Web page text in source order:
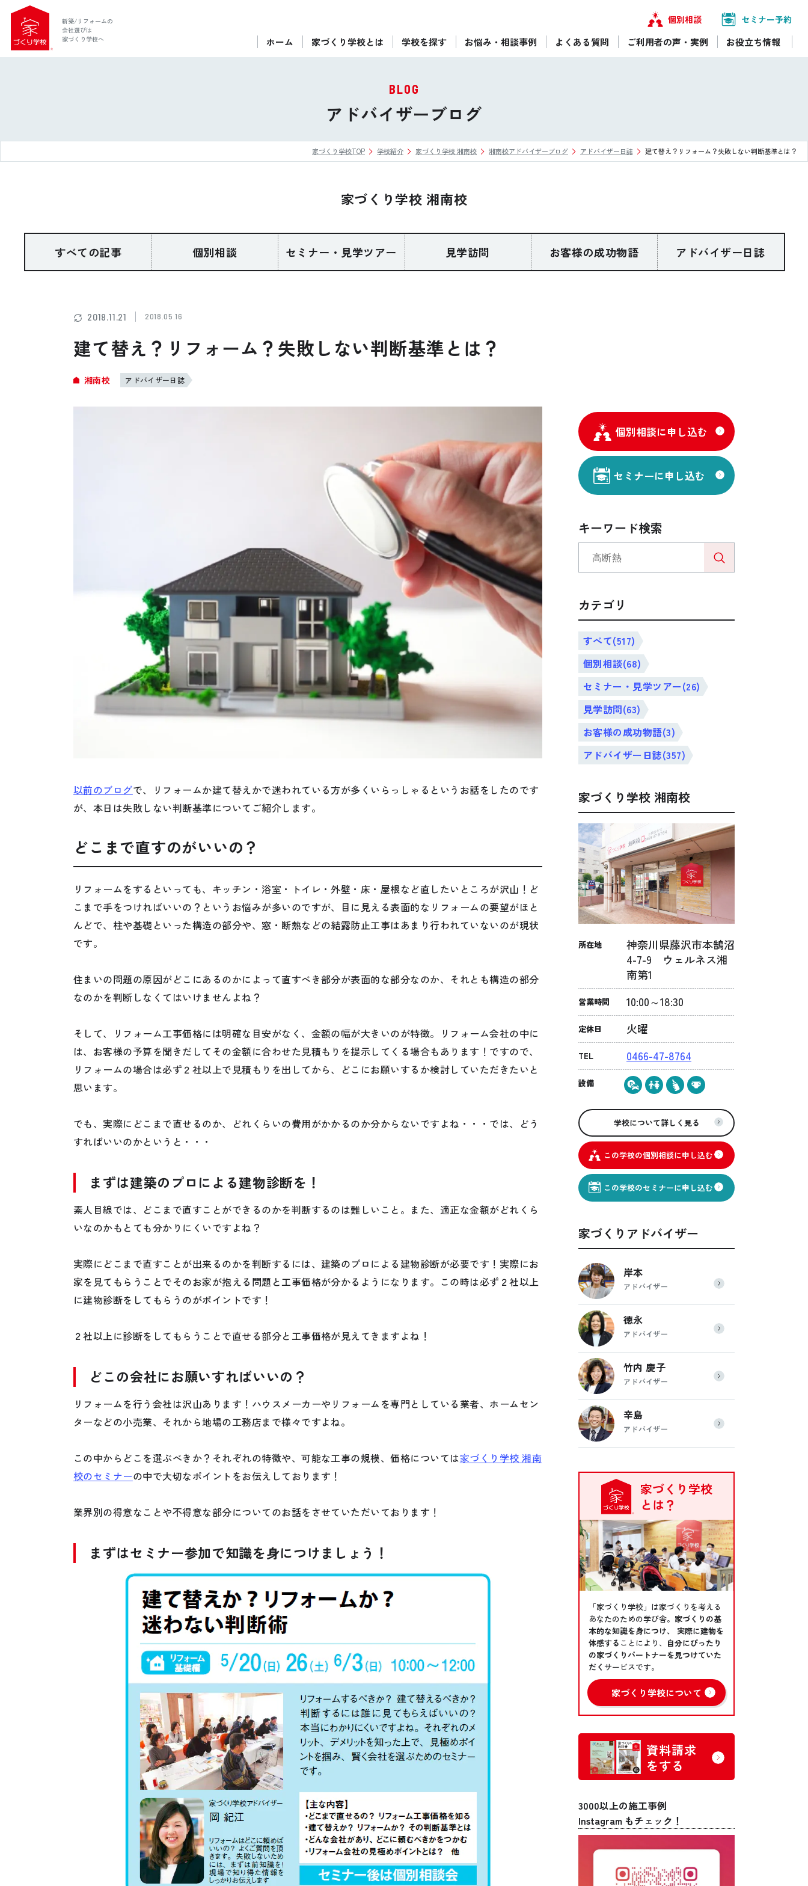
新築/リフォームの
会社選びは
家づくり学校へ
個別相談 セミナー予約
ホーム 家づくり学校とは 学校を探す お悩み・相談事例 よくある質問 ご利用者の声・実例 お役立ち情報
ぴったりの住宅会社をご提案
後悔しない家づくりをレクチャー
セミナーをみる
ご利用は無料！全国20校
お近くの学校を探す
家づくり学校とは
よくある質問
ご利用者の声・実例
お役立ち情報
Instagram
BLOG
アドバイザーブログ
家づくり学校TOP 学校紹介 家づくり学校 湘南校 湘南校アドバイザーブログ アドバイザー日誌 建て替え？リフォーム？失敗しない判断基準とは？
家づくり学校 湘南校
すべての記事 個別相談 セミナー・見学ツアー 見学訪問 お客様の成功物語 アドバイザー日誌
2018.11.21 2018.05.16
建て替え？リフォーム？失敗しない判断基準とは？
湘南校 アドバイザー日誌
以前のブログで、リフォームか建て替えかで迷われている方が多くいらっしゃるというお話をしたのです
が、本日は失敗しない判断基準についてご紹介します。
どこまで直すのがいいの？
リフォームをするといっても、キッチン・浴室・トイレ・外壁・床・屋根など直したいところが沢山！ど
こまで手をつければいいの？というお悩みが多いのですが、目に見える表面的なリフォームの要望がほと
んどで、柱や基礎といった構造の部分や、窓・断熱などの結露防止工事はあまり行われていないのが現状
です。
住まいの問題の原因がどこにあるのかによって直すべき部分が表面的な部分なのか、それとも構造の部分
なのかを判断しなくてはいけませんよね？
そして、リフォーム工事価格には明確な目安がなく、金額の幅が大きいのが特徴。リフォーム会社の中に
は、お客様の予算を聞きだしてその金額に合わせた見積もりを提示してくる場合もあります！ですので、
リフォームの場合は必ず２社以上で見積もりを出してから、どこにお願いするか検討していただきたいと
思います。
でも、実際にどこまで直せるのか、どれくらいの費用がかかるのか分からないですよね・・・では、どう
すればいいのかというと・・・
まずは建築のプロによる建物診断を！
素人目線では、どこまで直すことができるのかを判断するのは難しいこと。また、適正な金額がどれくら
いなのかもとても分かりにくいですよね？
実際にどこまで直すことが出来るのかを判断するには、建築のプロによる建物診断が必要です！実際にお
家を見てもらうことでそのお家が抱える問題と工事価格が分かるようになります。この時は必ず２社以上
に建物診断をしてもらうのがポイントです！
２社以上に診断をしてもらうことで直せる部分と工事価格が見えてきますよね！
どこの会社にお願いすればいいの？
リフォームを行う会社は沢山あります！ハウスメーカーやリフォームを専門としている業者、ホームセン
ターなどの小売業、それから地場の工務店まで様々ですよね。
この中からどこを選ぶべきか？それぞれの特徴や、可能な工事の規模、価格については家づくり学校 湘南
校のセミナーの中で大切なポイントをお伝えしております！
業界別の得意なことや不得意な部分についてのお話をさせていただいております！
まずはセミナー参加で知識を身につけましょう！
個別相談に申し込む
セミナーに申し込む
キーワード検索
カテゴリ
すべて(517)
個別相談(68)
セミナー・見学ツアー(26)
見学訪問(63)
お客様の成功物語(3)
アドバイザー日誌(357)
家づくり学校 湘南校
所在地
神奈川県藤沢市本鵠沼
4-7-9 ウェルネス湘
南第1
営業時間 10:00～18:30
定休日 火曜
TEL 0466-47-8764
設備
学校について詳しく見る
この学校の個別相談に申し込む
この学校のセミナーに申し込む
家づくりアドバイザー
岸本
アドバイザー
徳永
アドバイザー
竹内 慶子
アドバイザー
辛島
アドバイザー
家づくり学校
とは？
「家づくり学校」は家づくりを考える
あなたのための学び舎。 家づくりの基
本的な知識を身につけ、 実際に建物を
体感する ことにより、
自分にぴったり
の家づくりパートナーを見つけていた
だく サービスです。
家づくり学校について
資料請求
をする
3000以上の施工事例
Instagram もチェック！